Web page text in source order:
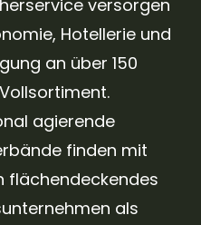
versorgen
Hotellerie und
an über 150
agierende
finden mit
flächendeckendes
als